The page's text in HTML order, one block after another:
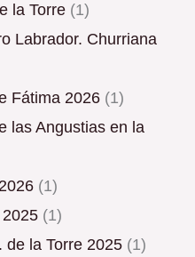
la Torre (1)
Labrador. Churriana
Fátima 2026 (1)
(1)
2025 (1)
de la Torre 2025 (1)